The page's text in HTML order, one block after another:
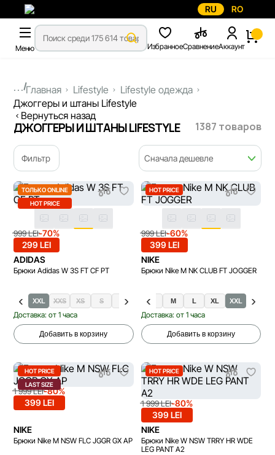
RU RO
Меню ИзбранноеСравнениеАккаунт
...Главная Lifestyle
Lifestyle одежда
Джоггеры и штаны Lifestyle
Вернуться назад
ДЖОГГЕРЫ И ШТАНЫ LIFESTYLE 1387 товаров
Фильтр Сначала дешевле
ТОЛЬКО ONLINE
HOT PRICE
999 LEI-70%
299 LEI
ADIDAS
Брюки Adidas W 3S FT CF PT
XXL XXS XS S M
Доставка: от 1 часа
Добавить в корзину
HOT PRICE
999 LEI-60%
399 LEI
NIKE
Брюки Nike M NK CLUB FT JOGGER
XS S M L XL XXL
Доставка: от 1 часа
Добавить в корзину
HOT PRICE
LAST SIZE
1 999 LEI-80%
399 LEI
NIKE
Брюки Nike M NSW FLC JGGR GX AP
HOT PRICE
1 999 LEI-80%
399 LEI
NIKE
Брюки Nike W NSW TRRY HR WDE
LEG PANT A2